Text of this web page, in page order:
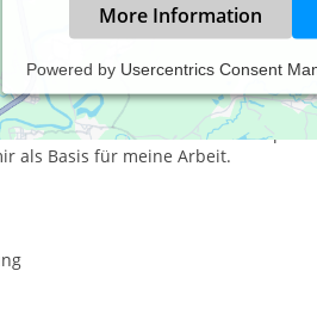
More Information
Powered by Usercentrics Consent
Kinder.
Praxis.
basieren auf Methoden der
als Basis für meine Arbeit.